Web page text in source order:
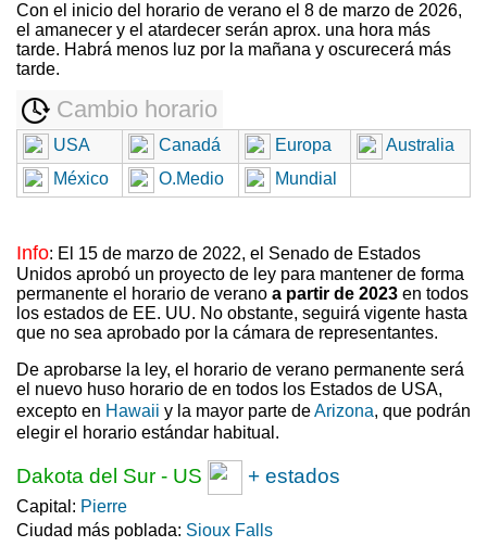
Con el inicio del horario de verano el 8 de marzo de 2026,
el amanecer y el atardecer serán aprox. una hora más
tarde. Habrá menos luz por la mañana y oscurecerá más
tarde.
Cambio horario
USA Canadá Europa
Australia
México
O.Medio Mundial
Info: El 15 de marzo de 2022, el Senado de Estados
Unidos aprobó un proyecto de ley para mantener de forma
permanente el horario de verano a partir de 2023 en todos
los estados de EE. UU. No obstante, seguirá vigente hasta
que no sea aprobado por la cámara de representantes.
De aprobarse la ley, el horario de verano permanente será
el nuevo huso horario de en todos los Estados de USA,
excepto en Hawaii y la mayor parte deArizona, que podrán
elegir el horario estándar habitual.
Dakota del Sur - US + estados
Capital: Pierre
Ciudad más poblada: Sioux Falls